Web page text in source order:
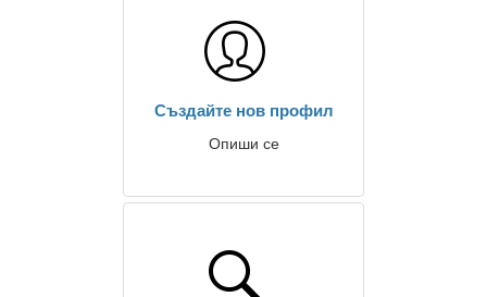
Създайте нов профил
Опиши се